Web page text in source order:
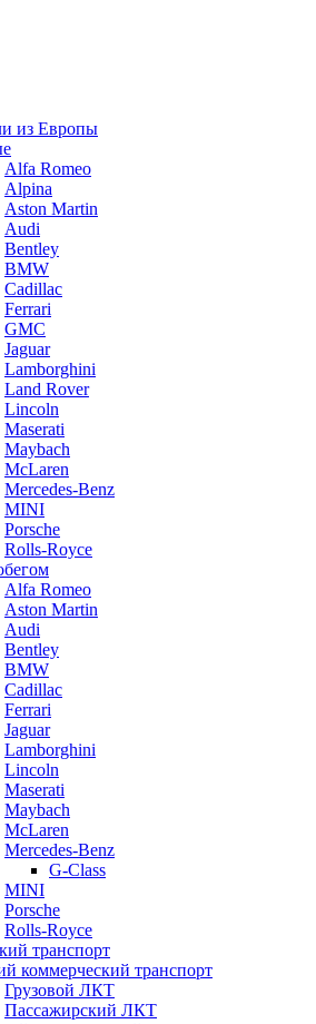
из Европы
Alfa Romeo
Alpina
Aston Martin
Audi
Bentley
BMW
Cadillac
Ferrari
GMC
Jaguar
Lamborghini
Land Rover
Lincoln
Maserati
Maybach
McLaren
Mercedes-Benz
MINI
Porsche
Rolls-Royce
Alfa Romeo
Aston Martin
Audi
Bentley
BMW
Cadillac
Ferrari
Jaguar
Lamborghini
Lincoln
Maserati
Maybach
McLaren
Mercedes-Benz
G-Class
MINI
Porsche
Rolls-Royce
транспорт
коммерческий транспорт
Грузовой ЛКТ
Пассажирский ЛКТ